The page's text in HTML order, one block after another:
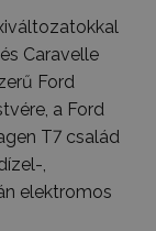
Caravelle
Ford
a Ford
T7 család
,
elektromos